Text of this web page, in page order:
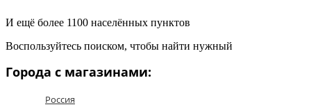
И ещё более 1100 населённых пунктов
Воспользуйтесь поиском, чтобы найти нужный
Города с магазинами:
Россия